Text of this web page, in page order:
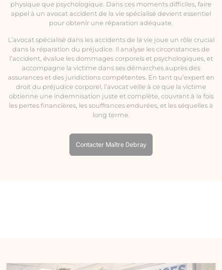
physique que psychologique. Dans ces moments difficiles, faire
appel à un avocat accident de la vie spécialisé devient essentiel
pour obtenir une réparation adéquate.
L’avocat spécialisé dans les accidents de la vie joue un rôle crucial
dans la réparation du préjudice. Il analyse les circonstances de
l’accident, évalue les dommages corporels et psychologiques, et
accompagne la victime dans ses démarches auprès des
assurances et des juridictions compétentes. En tant qu’expert en
droit du préjudice corporel, l’avocat veille à ce que la victime
obtienne une indemnisation juste et complète, couvrant à la fois
les pertes financières, les souffrances endurées, et les séquelles à
long terme.
Contacter Maître Debray